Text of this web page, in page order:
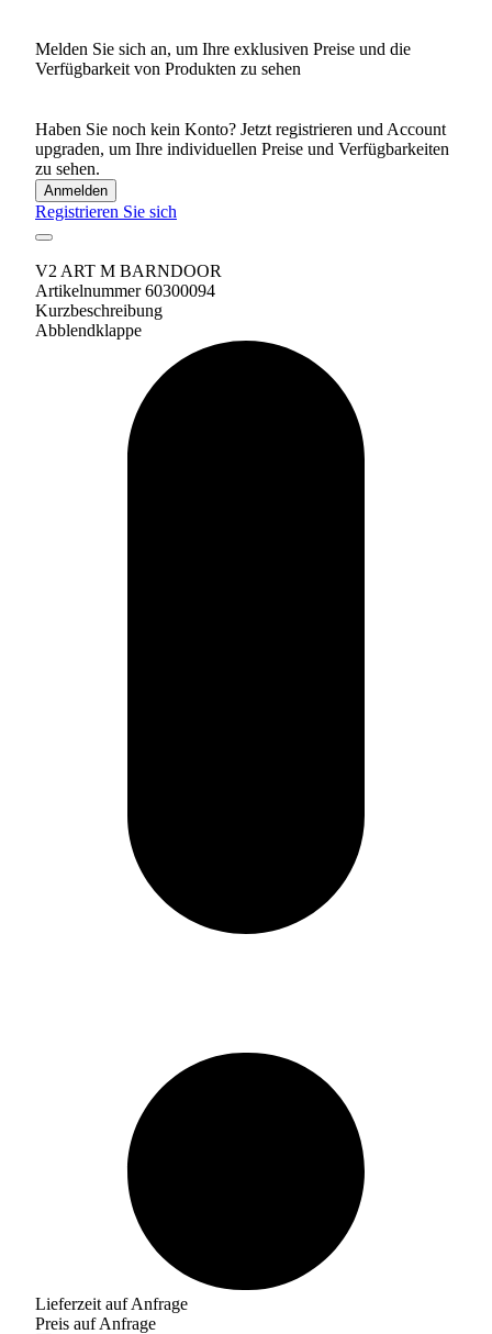
Melden Sie sich an, um Ihre exklusiven Preise und die
Verfügbarkeit von Produkten zu sehen
Haben Sie noch kein Konto? Jetzt registrieren und Account
upgraden, um Ihre individuellen Preise und Verfügbarkeiten
zu sehen.
Anmelden
Registrieren Sie sich
V2 ART M BARNDOOR
Artikelnummer 60300094
Kurzbeschreibung
Abblendklappe
Lieferzeit auf Anfrage
Preis auf Anfrage